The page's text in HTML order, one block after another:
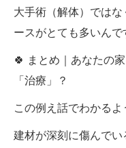
大手術（解体）では
ースがとても多いんで
🍀 まとめ｜あなたの
「治療」？
この例え話でわかるよ
建材が深刻に傷んでい